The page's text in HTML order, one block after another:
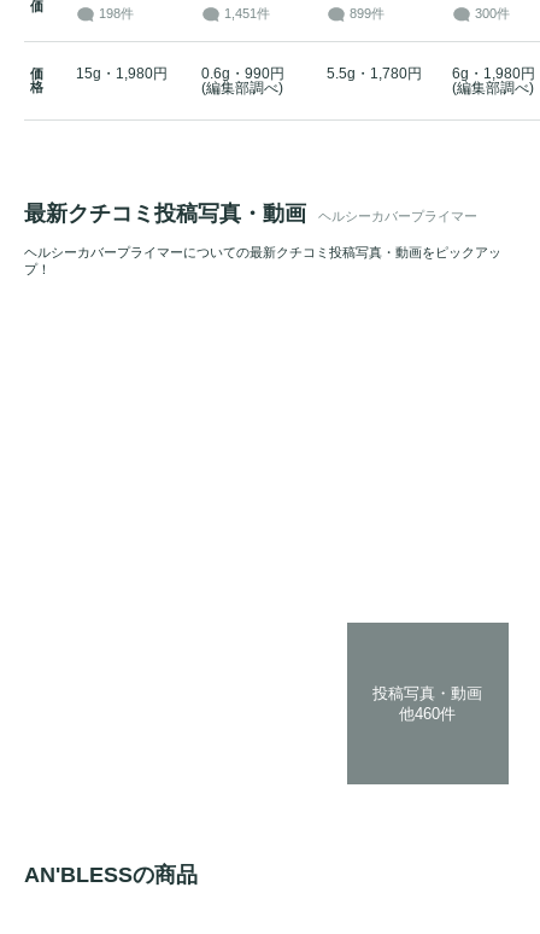
価
198件 1,451件 899件 300件
価
格
15g・1,980円
0.6g・990円
(編集部調べ)
5.5g・1,780円
6g・1,980円
(編集部調べ)
最新クチコミ投稿写真・動画 ヘルシーカバープライマー
ヘルシーカバープライマーについての最新クチコミ投稿写真・動画をピックアッ
プ！
投稿写真・動画
他460件
AN'BLESSの商品